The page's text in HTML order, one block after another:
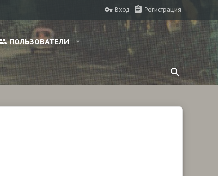
Вход Регистрация
ПОЛЬЗОВАТЕЛИ